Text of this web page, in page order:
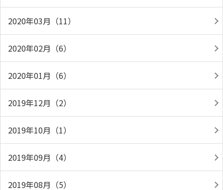
2020年03月（11）
2020年02月（6）
2020年01月（6）
2019年12月（2）
2019年10月（1）
2019年09月（4）
2019年08月（5）